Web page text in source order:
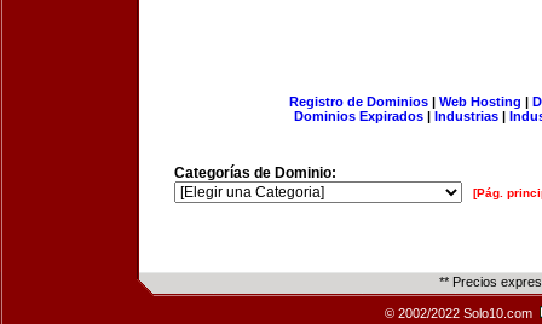
Registro de Dominios| Web Hosting |
Dominios Expirados | Industrias |
Categorías de Dominio:
[Pág.
** Precios
© 2002/2022 Solo10.com